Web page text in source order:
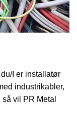
I er installatør
industrikabler,
vil PR Metal